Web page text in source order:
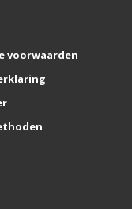
voorwaarden